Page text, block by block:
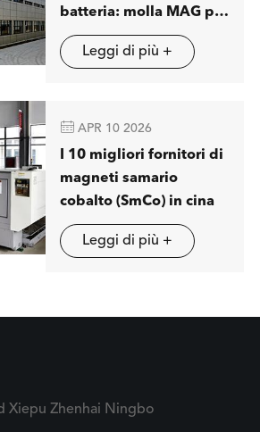
batteria: molla MAG per
visualizzare soluzioni
avanzate di separazione
Leggi di più +
 APR 10 2026
I 10 migliori fornitori di
magneti samario
cobalto (SmCo) in cina
Leggi di più +
Xiepu Zhenhai Ningbo